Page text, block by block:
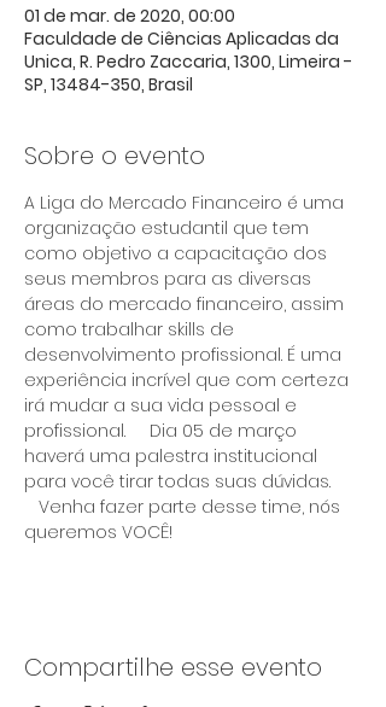
01 de mar. de 2020, 00:00
Faculdade de Ciências Aplicadas da
Unica, R. Pedro Zaccaria, 1300, Limeira -
SP, 13484-350, Brasil
Sobre o evento
A Liga do Mercado Financeiro é uma
organização estudantil que tem
como objetivo a capacitação dos
seus membros para as diversas
áreas do mercado financeiro, assim
como trabalhar skills de
desenvolvimento profissional. É uma
experiência incrível que com certeza
irá mudar a sua vida pessoal e
profissional.     Dia 05 de março
haverá uma palestra institucional
para você tirar todas suas dúvidas.
Venha fazer parte desse time, nós
queremos VOCÊ!
Compartilhe esse evento